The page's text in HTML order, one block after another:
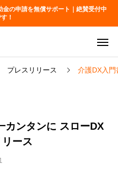
金の申請を無償サポート｜絶賛受付中
！
プレスリリース 介護DX入
カンタンに スローDX
ース